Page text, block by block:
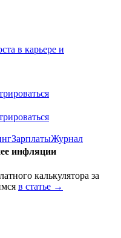
в карьере и
ЗарплатыЖурнал
инфляции
калькулятора за
в статье →